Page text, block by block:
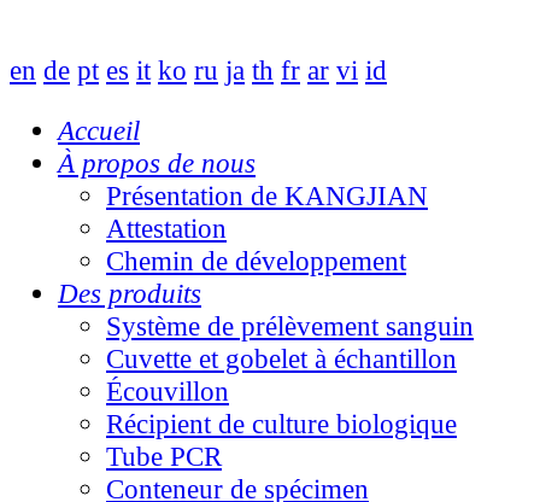
en de pt es it ko ru ja th fr ar vi id
Accueil
À propos de nous
Présentation de KANGJIAN
Attestation
Chemin de développement
Des produits
Système de prélèvement sanguin
Cuvette et gobelet à échantillon
Écouvillon
Récipient de culture biologique
Tube PCR
Conteneur de spécimen